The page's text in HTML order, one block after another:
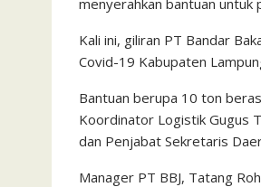
menyerahkan bantuan untuk
Kali ini, giliran PT Bandar
Covid-19 Kabupaten
Bantuan berupa 10 ton
Koordinator Logistik Gugus
dan Penjabat Sekretaris
Manager PT BBJ, Tatang